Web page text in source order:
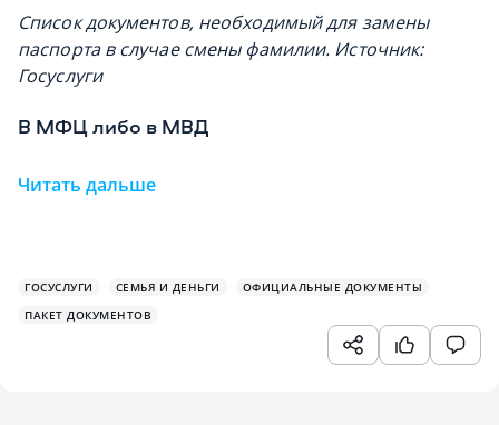
Список документов, необходимый для замены
паспорта в случае смены фамилии. Источник:
Госуслуги
В МФЦ либо в МВД
Читать дальше
ГОСУСЛУГИ СЕМЬЯ И ДЕНЬГИ
ОФИЦИАЛЬНЫЕ ДОКУМЕНТЫ
ПАКЕТ ДОКУМЕНТОВ